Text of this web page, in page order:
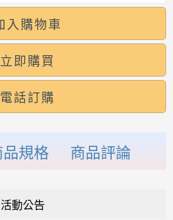
入購物車
立即購買
電話訂購
品規格 商品評論
活動公告